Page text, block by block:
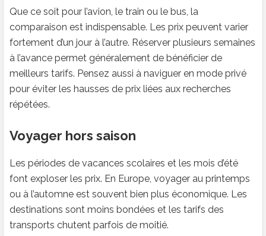
Que ce soit pour l’avion, le train ou le bus, la
comparaison est indispensable. Les prix peuvent varier
fortement d’un jour à l’autre. Réserver plusieurs semaines
à l’avance permet généralement de bénéficier de
meilleurs tarifs. Pensez aussi à naviguer en mode privé
pour éviter les hausses de prix liées aux recherches
répétées.
Voyager hors saison
Les périodes de vacances scolaires et les mois d’été
font exploser les prix. En Europe, voyager au printemps
ou à l’automne est souvent bien plus économique. Les
destinations sont moins bondées et les tarifs des
transports chutent parfois de moitié.